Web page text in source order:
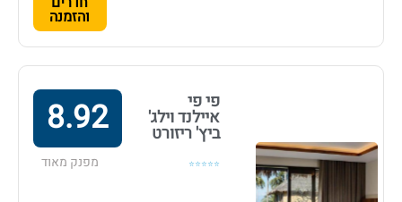
והזמנה
פי פי
איילנד וילג'
ביץ' ריזורט
⭐⭐⭐⭐⭐
8.92
מפנק מאוד